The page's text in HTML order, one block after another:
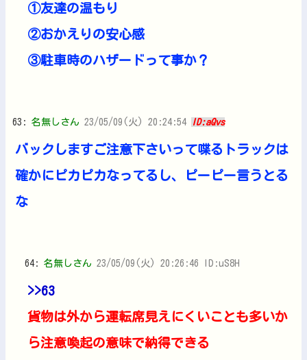
①友達の温もり
②おかえりの安心感
③駐車時のハザードって事か？
63: 名無しさん 23/05/09(火) 20:24:54 ID:aQvs
バックしますご注意下さいって喋るトラックは
確かにピカピカなってるし、ピーピー言うとる
な
64: 名無しさん 23/05/09(火) 20:26:46 ID:uS8H
>>63
貨物は外から運転席見えにくいことも多いか
ら注意喚起の意味で納得できる